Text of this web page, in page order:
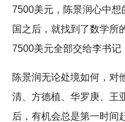
7500美元，陈景润心中想
国之后，就找到了数学所
7500美元全部交给李书记
陈景润无论处境如何，对
清、方德植、华罗庚、王
后，有机会总是第一时间